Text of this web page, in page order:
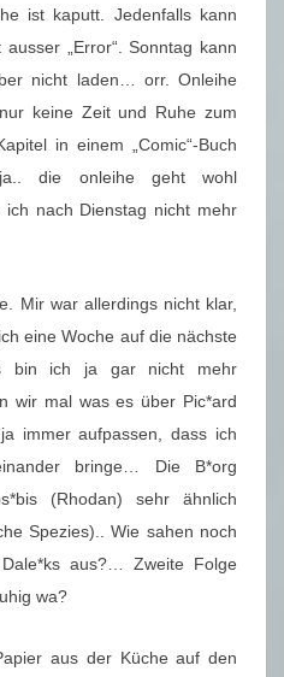
ist kaputt. Jedenfalls kann
„Error“. Sonntag kann
nicht laden… orr. Onleihe
keine Zeit und Ruhe zum
in einem „Comic“-Buch
die onleihe geht wohl
nach Dienstag nicht mehr
Mir war allerdings nicht klar,
eine Woche auf die nächste
bin ich ja gar nicht mehr
wir mal was es über Pic*ard
immer aufpassen, dass ich
bringe… Die B*org
(Rhodan) sehr ähnlich
Spezies).. Wie sahen noch
aus?… Zweite Folge
wa?
aus der Küche auf den